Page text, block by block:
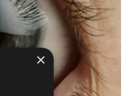
×